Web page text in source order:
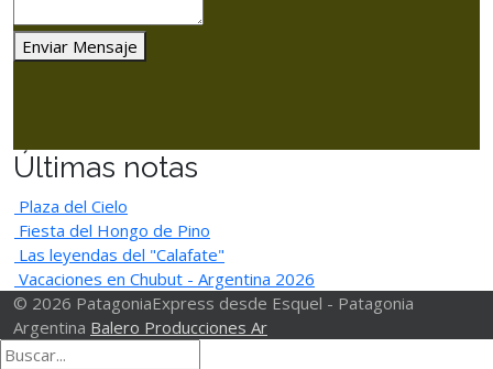
Enviar Mensaje
Últimas notas
Plaza del Cielo
Fiesta del Hongo de Pino
Las leyendas del "Calafate"
Vacaciones en Chubut - Argentina 2026
© 2026 PatagoniaExpress desde Esquel - Patagonia
Argentina Balero Producciones Ar